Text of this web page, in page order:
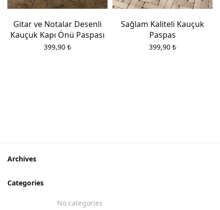
Gitar ve Notalar Desenli
Kauçuk Kapı Önü Paspası
399,90 ₺
Sağlam Kaliteli Kauçuk
Paspas
399,90 ₺
Archives
Categories
No categories